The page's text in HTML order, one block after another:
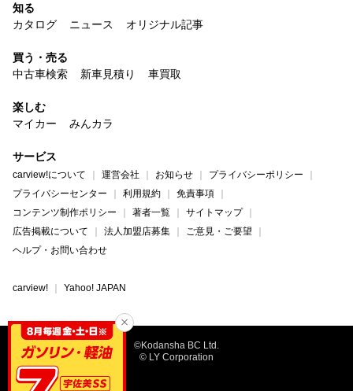
知る
カタログ
ニュース オリジナル記事
買う・売る
中古車検索
新車見積り 車買取
楽しむ
マイカー
みんカラ
サービス
carview!について 運営会社 お知らせ
プライバシーポリシー
プライバシーセンター
利用規約
免責事項
コンテンツ制作ポリシー
著者一覧
サイトマップ
広告掲載について
法人加盟店募集
ご意見・ご要望
ヘルプ・お問い合わせ
carview! Yahoo! JAPAN
©Kodansha BC Ltd.
© LY Corporation